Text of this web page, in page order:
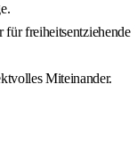
für freiheitsentziehende
Miteinander.